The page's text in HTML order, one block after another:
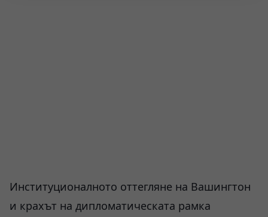
Институционалното оттегляне на Вашингтон
и крахът на дипломатическата рамка